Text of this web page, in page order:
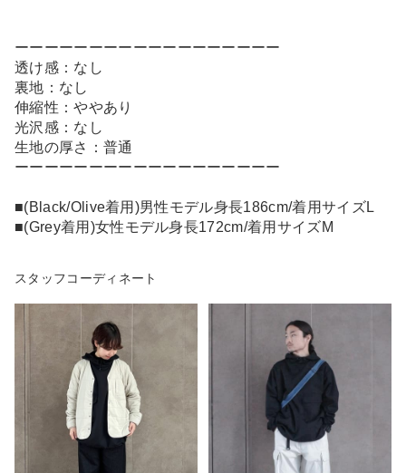
ーーーーーーーーーーーーーーーーーー
透け感：なし
裏地：なし
伸縮性：ややあり
光沢感：なし
生地の厚さ：普通
ーーーーーーーーーーーーーーーーーー
■(Black/Olive着用)男性モデル身長186cm/着用サイズL
■(Grey着用)女性モデル身長172cm/着用サイズM
スタッフコーディネート